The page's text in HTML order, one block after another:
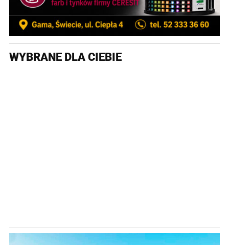
WYBRANE DLA CIEBIE